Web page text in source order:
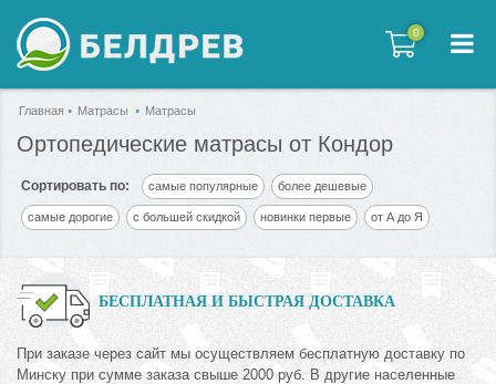
0
0
Главная Матрасы Матрасы
Ортопедические матрасы от Кондор
Сортировать по: самые популярные более дешевые
самые дорогие с большей скидкой новинки первые от А до Я
БЕСПЛАТНАЯ И БЫСТРАЯ ДОСТАВКА
При заказе через сайт мы осуществляем бесплатную доставку по
Минску при сумме заказа свыше 2000 руб. В другие населенные